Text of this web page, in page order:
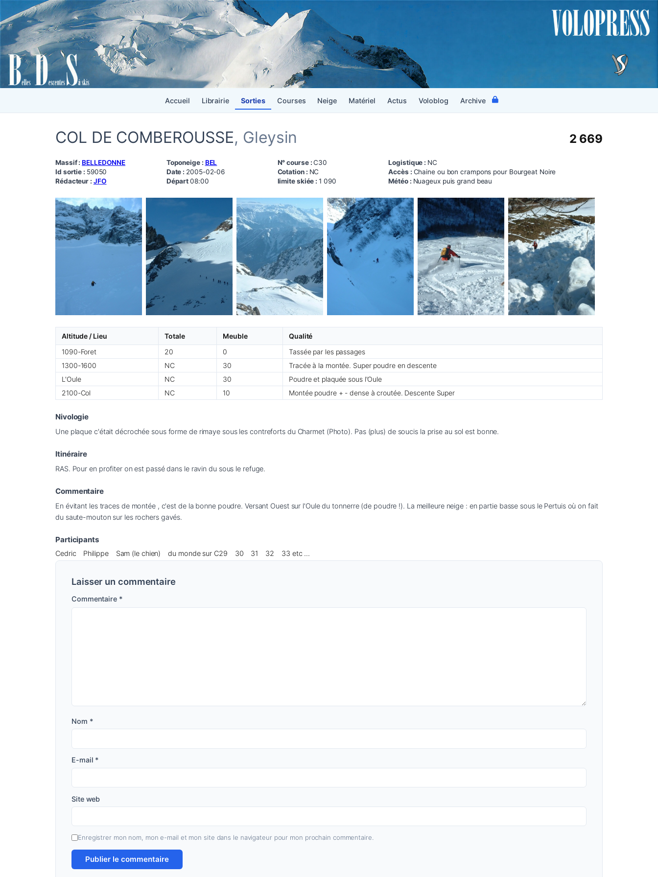
Accueil Librairie Sorties Courses Neige Matériel Actus Voloblog Archive
COL DE COMBEROUSSE, Gleysin 2 669
Massif : BELLEDONNE
Id sortie : 59050
Rédacteur : JFO
Toponeige : BEL
Date : 2005-02-06
Départ08:00
N° course :C30
Cotation : NC
limite skiée :1 090
Logistique : NC
Accès : Chaine ou bon crampons pour Bourgeat Noire
Météo : Nuageux puis grand beau
Altitude / Lieu Totale Meuble
Qualité
1090-Foret
20 0
Tassée par les passages
1300-1600
NC 30
Tracée à la montée. Super poudre en descente
L'Oule
NC 30
Poudre et plaquée sous l'Oule
2100-Col
NC 10 Montée poudre + - dense à croutée. Descente Super
Nivologie
Une plaque c'était décrochée sous forme de rimaye sous les contreforts du Charmet (Photo). Pas (plus) de soucis la prise au sol est bonne.
Itinéraire
RAS. Pour en profiter on est passé dans le ravin du sous le refuge.
Commentaire
En évitant les traces de montée , c'est de la bonne poudre. Versant Ouest sur l'Oule du tonnerre (de poudre !). La meilleure neige : en partie basse sous le Pertuis où on fait
du saute-mouton sur les rochers gavés.
Participants
Cedric Philippe Sam (le chien) du monde sur C29 30 31 32 33 etc ...
Laisser un commentaire
Commentaire *
Nom *
E-mail *
Site web
Enregistrer mon nom, mon e-mail et mon site dans le navigateur pour mon prochain commentaire.